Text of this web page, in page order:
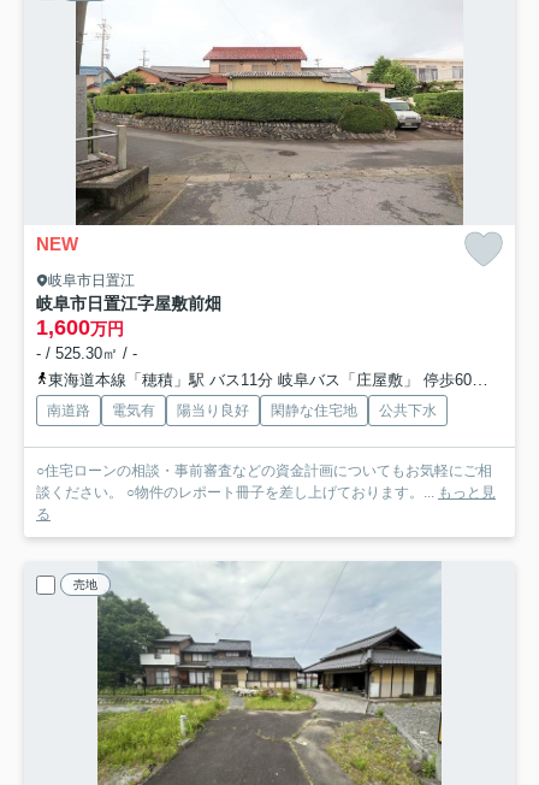
NEW
岐阜市日置江
岐阜市日置江字屋敷前畑
1,600万円
- / 525.30㎡ / -
東海道本線「穂積」駅 バス11分 岐阜バス「庄屋敷」 停歩60分車10分 4.5km
南道路 電気有 陽当り良好 閑静な住宅地 公共下水
○住宅ローンの相談・事前審査などの資金計画についてもお気軽にご相
談ください。 ○物件のレポート冊子を差し上げております。... もっと見
る
売地